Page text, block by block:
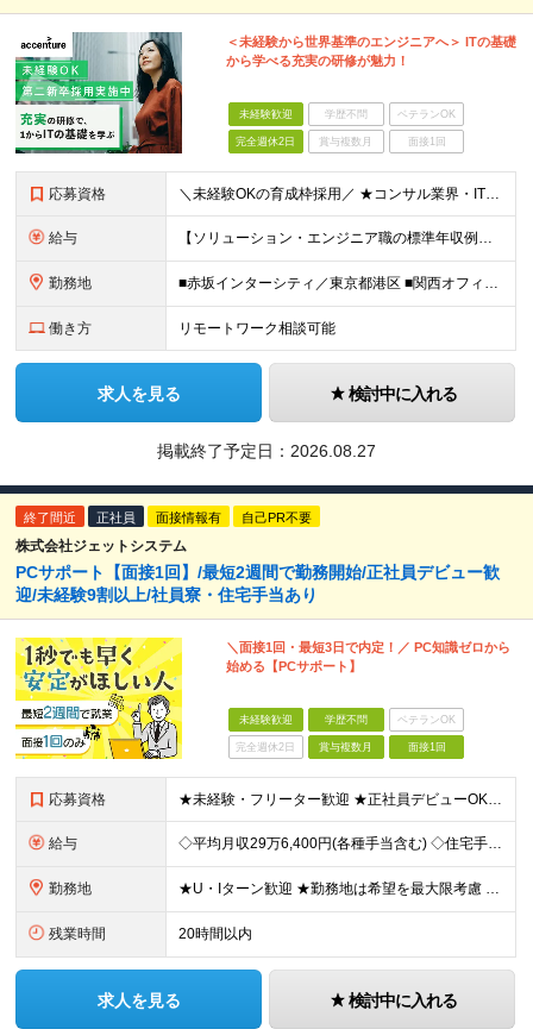
＜未経験から世界基準のエンジニアへ＞ ITの基礎
から学べる充実の研修が魅力！
未経験歓迎 学歴不問 ベテランOK
完全週休2日 賞与複数月 面接1回
応募資格 ＼未経験OKの育成枠採用／ ★コンサル業界・IT職種の経験は不問です！ ■大卒以上 ■35歳未満の方（長期キャリア形成のための例外事由 3号のイ） 第二新卒をはじめ、子育てなどのブランクを経て再度キ
給与 【ソリューション・エンジニア職の標準年収例】 標準年収額：6,630,000円 ※あくまでも理論値であり、実際に支払う金額をお約束するものではございません。 ＜基本給＞ ■東京/関西採用 年額基本給
勤務地 ■赤坂インターシティ／東京都港区 ■関西オフィス／大阪府大阪市北区 ■アクセンチュア・イノベーションセンター北海道／北海道札幌市 ■アクセンチュア・アドバンスト・テクノロジーセンター仙台／宮城県仙台市
働き方 リモートワーク相談可能
求人を見る 検討中に入れる
掲載終了予定日： 2026.08.27
終了間近 正社員 面接情報有 自己PR不要
株式会社ジェットシステム
PCサポート【面接1回】/最短2週間で勤務開始/正社員デビュー歓
迎/未経験9割以上/社員寮・住宅手当あり
＼面接1回・最短3日で内定！／ PC知識ゼロから
始める【PCサポート】
未経験歓迎 学歴不問 ベテランOK
完全週休2日 賞与複数月 面接1回
応募資格 ★未経験・フリーター歓迎 ★正社員デビューOK ★学歴不問 ＼人柄採用を実施中です！／ しっかりと研修できる体制が整っているので、 スキルや経歴は重視していません。 だけど、誰でもいいわけじゃあり
給与 ◇平均月収29万6,400円(各種手当含む) ◇住宅手当⇒最大家賃の半額支給 ◇賞与年2回支給 ■月給22万5,000円以上＋地域手当＋時間外手当＋住宅手当＋家族手当 ※経験やスキルに応じて給与を
勤務地 ★U・Iターン歓迎 ★勤務地は希望を最大限考慮 ★自宅の近くで働きたい方にもピッタリ！ 下記「急募エリア」の家電量販店内、「PCコーナー」にて勤務いただきます。 ▼▼▼急募エリア▼▼▼ ……………
残業時間 20時間以内
求人を見る 検討中に入れる